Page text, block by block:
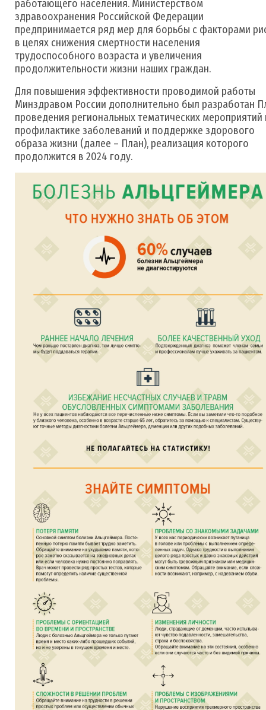
работающего населения. Министерством
здравоохранения Российской Федерации
предпринимается ряд мер для борьбы с факторами
в целях снижения смертности населения
трудоспособного возраста и увеличения
продолжительности жизни наших граждан.
Для повышения эффективности проводимой работы
Минздравом России дополнительно был разработан
проведения региональных тематических мероприятий
профилактике заболеваний и поддержке здорового
образа жизни (далее – План), реализация которого
продолжится в 2024 году.